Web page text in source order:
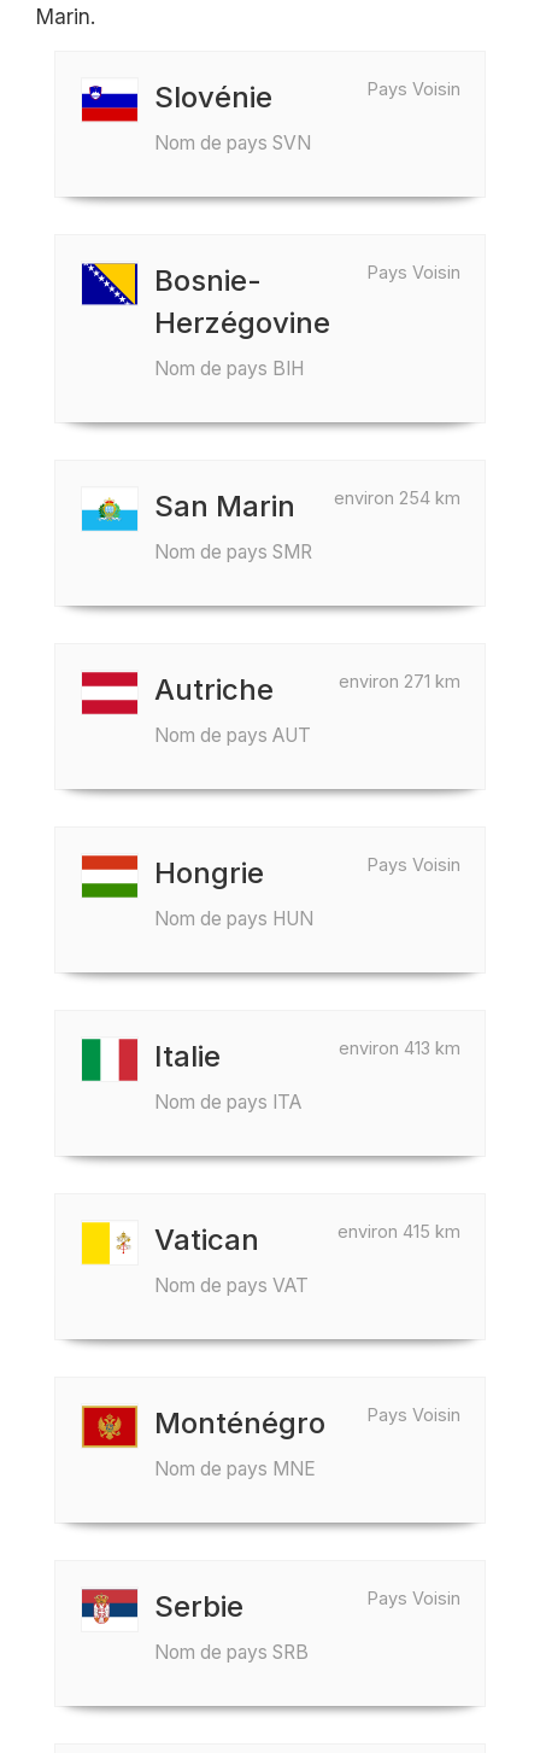
Marin.
Pays Voisin
Slovénie
Nom de pays SVN
Pays Voisin
Bosnie-
Herzégovine
Nom de pays BIH
environ 254 km
San Marin
Nom de pays SMR
environ 271 km
Autriche
Nom de pays AUT
Pays Voisin
Hongrie
Nom de pays HUN
environ 413 km
Italie
Nom de pays ITA
environ 415 km
Vatican
Nom de pays VAT
Pays Voisin
Monténégro
Nom de pays MNE
Pays Voisin
Serbie
Nom de pays SRB